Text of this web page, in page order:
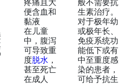
便含血和
黏液
在儿童
中，腹泻
可导致重
度脱水 ，
甚至死亡
在成人
生素治疗。
对于极年幼
或极年长、
免疫系统功
能低下或有
中至重度感
染的患者，
可给予抗生